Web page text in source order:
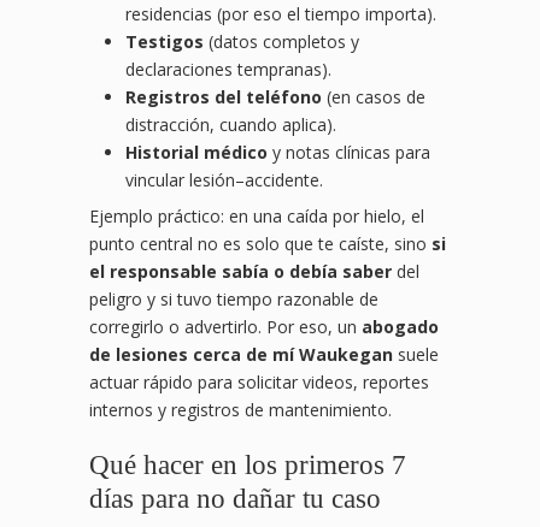
residencias (por eso el tiempo importa).
Testigos (datos completos y
declaraciones tempranas).
Registros del teléfono (en casos de
distracción, cuando aplica).
Historial médico y notas clínicas para
vincular lesión–accidente.
Ejemplo práctico: en una caída por hielo, el
punto central no es solo que te caíste, sino si
el responsable sabía o debía saber del
peligro y si tuvo tiempo razonable de
corregirlo o advertirlo. Por eso, un abogado
de lesiones cerca de mí Waukegan suele
actuar rápido para solicitar videos, reportes
internos y registros de mantenimiento.
Qué hacer en los primeros 7
días para no dañar tu caso